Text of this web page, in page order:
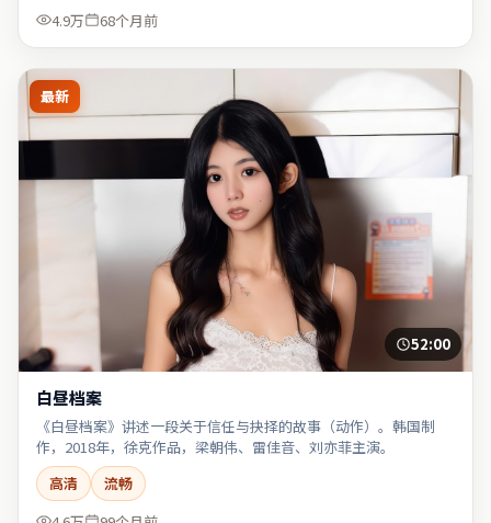
4.9万
68个月前
最新
52:00
白昼档案
《白昼档案》讲述一段关于信任与抉择的故事（动作）。韩国制
作，2018年，徐克作品，梁朝伟、雷佳音、刘亦菲主演。
高清
流畅